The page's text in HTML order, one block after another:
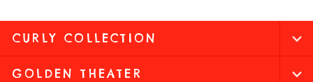
CURLY COLLECTION
GOLDEN THEATER